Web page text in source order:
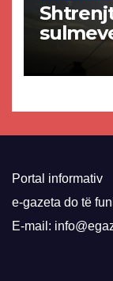
Portal informativ
e-gazeta do të
E-mail: